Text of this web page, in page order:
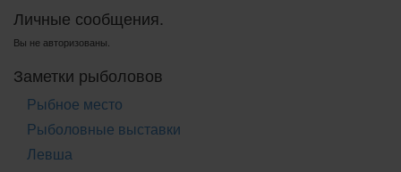
Личные сообщения.
Вы не авторизованы.
Заметки рыболовов
Рыбное место
Рыболовные выставки
Левша